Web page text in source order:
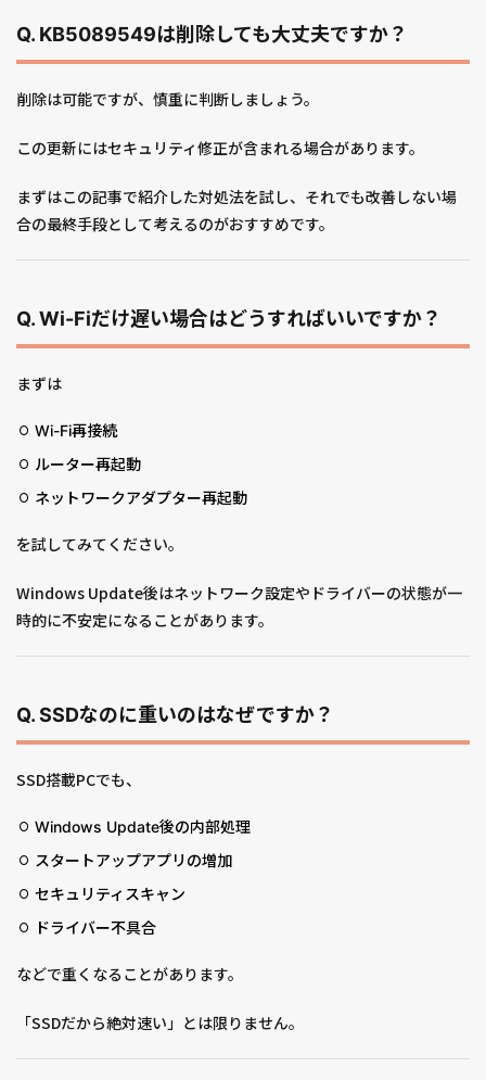
Q. KB5089549は削除しても大丈夫ですか？
削除は可能ですが、慎重に判断しましょう。
この更新にはセキュリティ修正が含まれる場合があります。
まずはこの記事で紹介した対処法を試し、それでも改善しない場
合の最終手段として考えるのがおすすめです。
Q. Wi-Fiだけ遅い場合はどうすればいいですか？
まずは
Wi-Fi再接続
ルーター再起動
ネットワークアダプター再起動
を試してみてください。
Windows Update後はネットワーク設定やドライバーの状態が一
時的に不安定になることがあります。
Q. SSDなのに重いのはなぜですか？
SSD搭載PCでも、
Windows Update後の内部処理
スタートアップアプリの増加
セキュリティスキャン
ドライバー不具合
などで重くなることがあります。
「SSDだから絶対速い」とは限りません。